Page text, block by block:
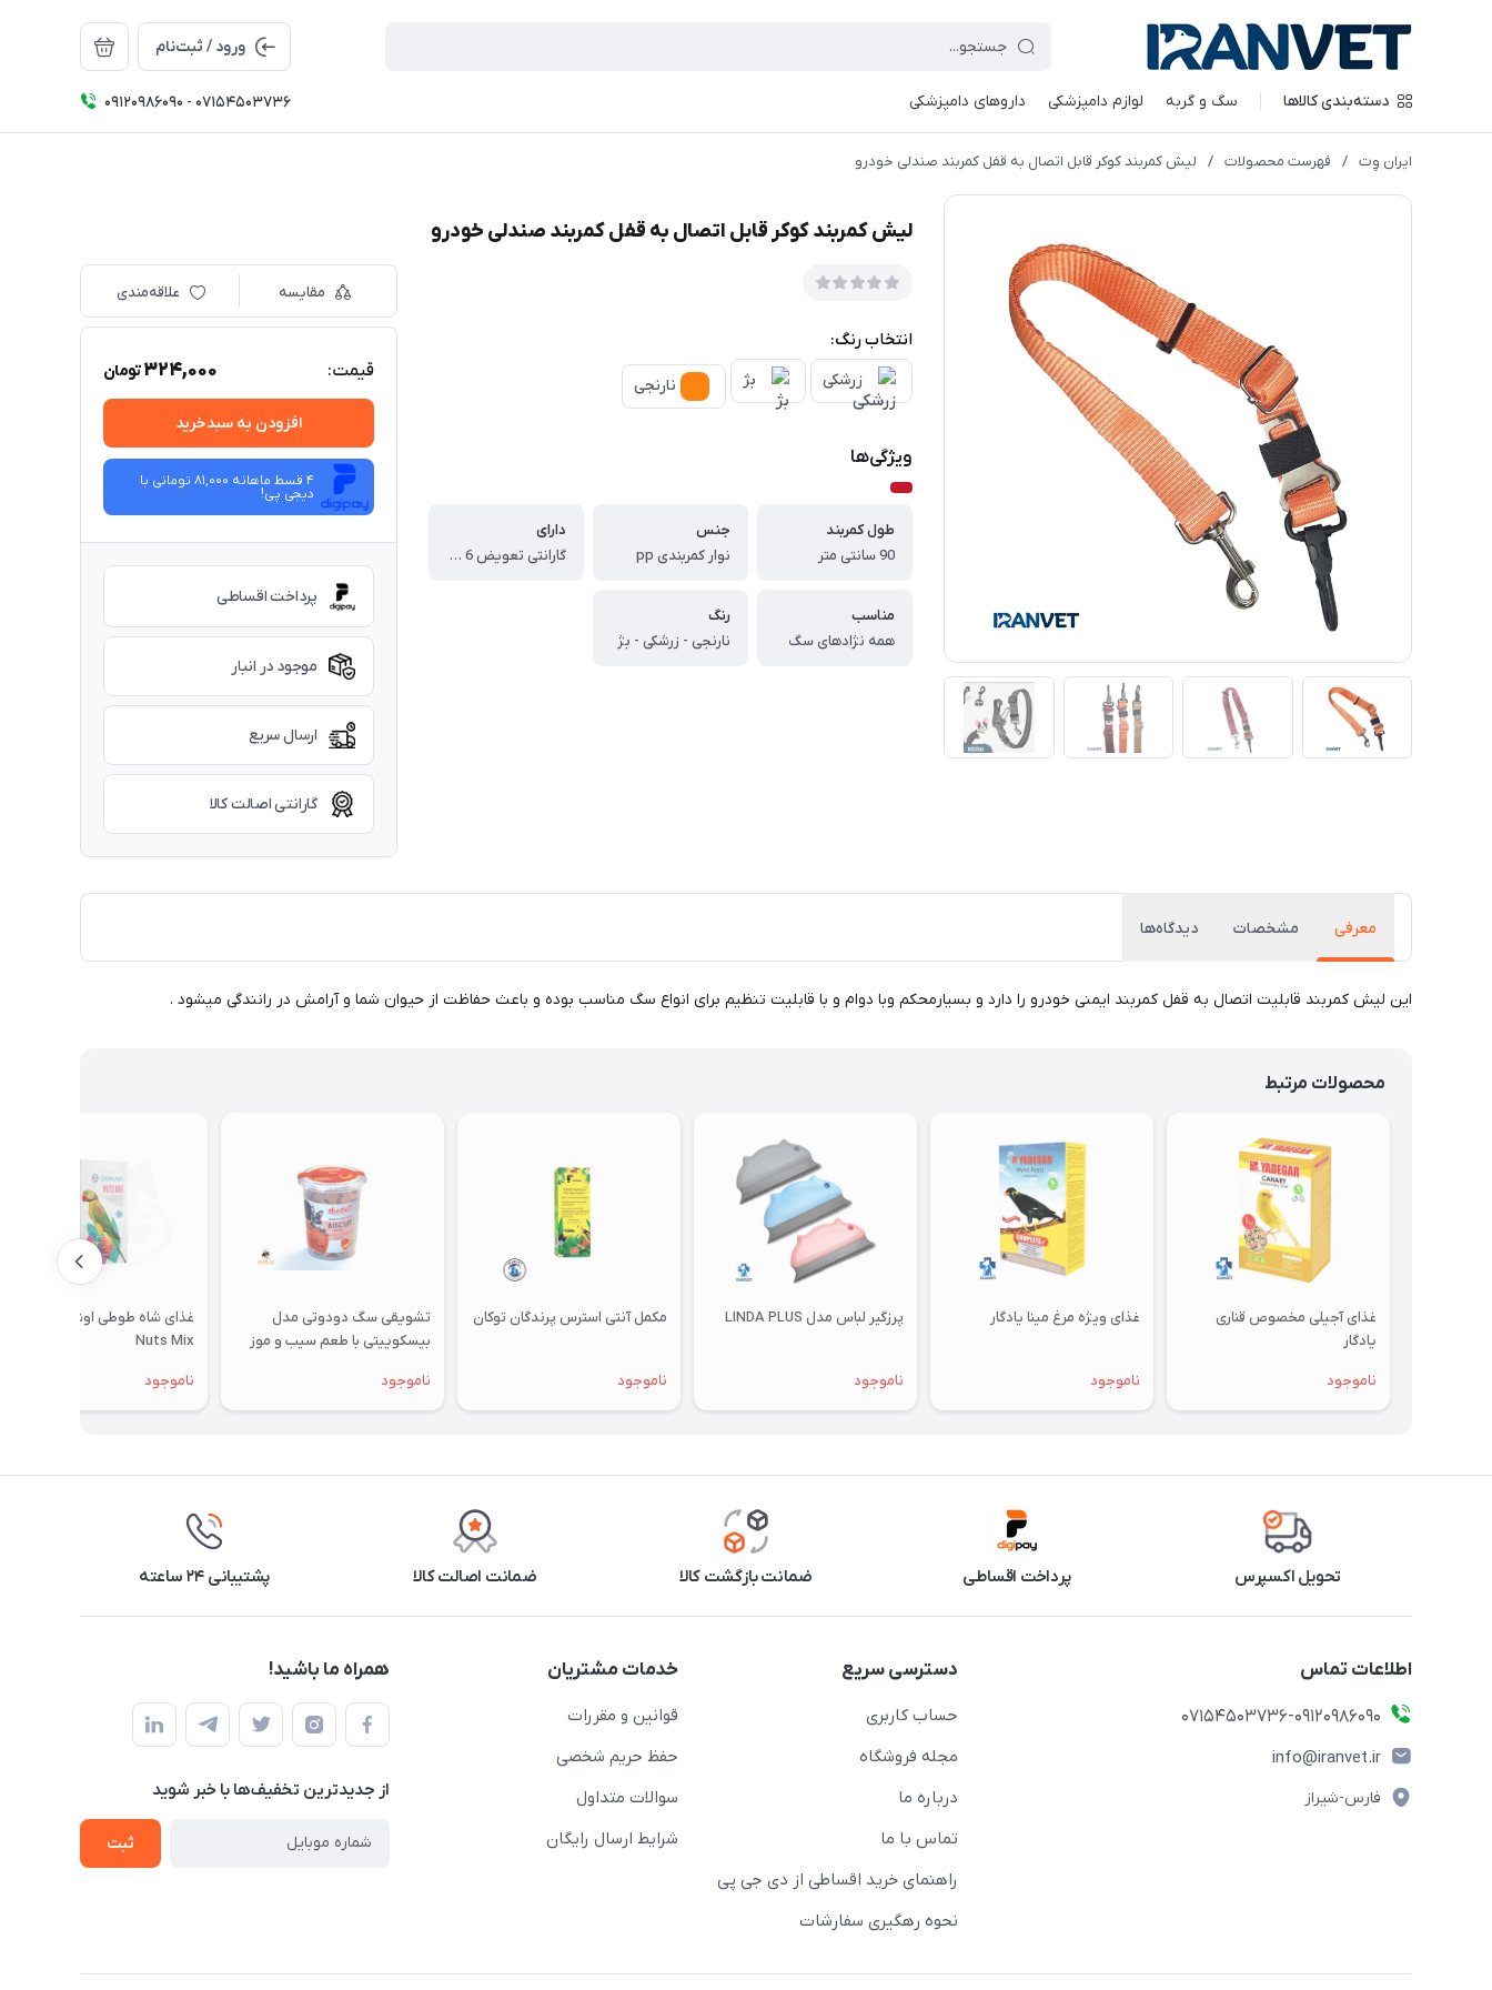
ورود / ثبت‌نام
دسته‌بندی کالاها سگ و گربه لوازم دامپزشکی داروهای دامپزشکی 09120986090 - 07154503736
ایران وِت / فهرست محصولات / لیش کمربند کوکر قابل اتصال به قفل کمربند صندلی خودرو
لیش کمربند کوکر قابل اتصال به قفل کمربند صندلی خودرو
انتخاب رنگ:
زرشکی بژ نارنجی
ویژگی‌ها
طول کمربند
90 سانتی متر
جنس
نوار کمربندی pp
دارای
گارانتی تعویض 6 ماهه برای پارگی طناب در اثر کشش و شکستگی یراق
مناسب
همه نژادهای سگ
رنگ
نارنجی - زرشکی - بژ
مقایسه علاقه‌مندی
قیمت: 324,000تومان
افزودن به سبدخرید
4 قسط ماهانه 81,000 تومانی با
دیجی ‌پی!
پرداخت اقساطی
موجود در انبار
ارسال سریع
گارانتی اصالت کالا
معرفی مشخصات دیدگاه‌ها
این لیش کمربند قابلیت اتصال به قفل کمربند ایمنی خودرو را دارد و بسیارمحکم وبا دوام و با قابلیت تنظیم برای انواع سگ مناسب بوده و باعث حفاظت از حیوان شما و آرامش در رانندگی میشود .
محصولات مرتبط
غذای آجیلی مخصوص قناری
یادگار
ناموجود
غذای ویژه مرغ مینا یادگار
ناموجود
پرزگیر لباس مدل LINDA PLUS
ناموجود
مکمل آنتی استرس پرندگان توکان
ناموجود
تشویقی سگ دودوتی مدل
بیسکوییتی با طعم سیب و موز
ناموجود
غذای شاه طوطی اوشکایا مدل
Nuts Mix
ناموجود
تحویل اکسپرس پرداخت اقساطی ضمانت بازگشت کالا ضمانت اصالت کالا پشتیبانی ۲۴ ساعته
اطلاعات تماس
07154503736-09120986090
info@iranvet.ir
فارس-شیراز
دسترسی سریع
حساب کاربری
مجله فروشگاه
درباره ما
تماس با ما
راهنمای خرید اقساطی از دی جی پی
نحوه رهگیری سفارشات
خدمات مشتریان
قوانین و مقررات
حفظ حریم شخصی
سوالات متداول
شرایط ارسال رایگان
همراه ما باشید!
از جدید‌ترین تخفیف‌ها با‌ خبر شوید
ثبت